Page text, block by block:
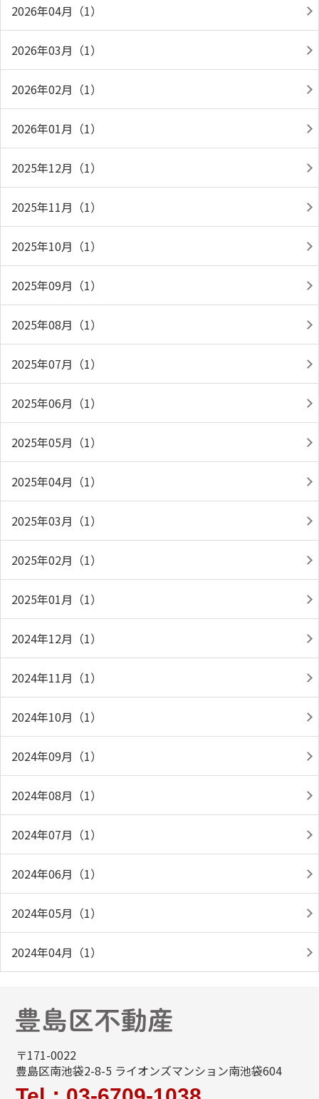
2026年04月（1）
2026年03月（1）
2026年02月（1）
2026年01月（1）
2025年12月（1）
2025年11月（1）
2025年10月（1）
2025年09月（1）
2025年08月（1）
2025年07月（1）
2025年06月（1）
2025年05月（1）
2025年04月（1）
2025年03月（1）
2025年02月（1）
2025年01月（1）
2024年12月（1）
2024年11月（1）
2024年10月（1）
2024年09月（1）
2024年08月（1）
2024年07月（1）
2024年06月（1）
2024年05月（1）
2024年04月（1）
〒171-0022
豊島区南池袋2-8-5 ライオンズマンション南池袋604